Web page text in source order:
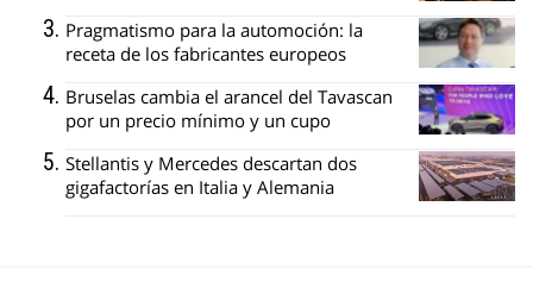
Pragmatismo para la automoción: la
receta de los fabricantes europeos
Bruselas cambia el arancel del Tavascan
por un precio mínimo y un cupo
Stellantis y Mercedes descartan dos
gigafactorías en Italia y Alemania